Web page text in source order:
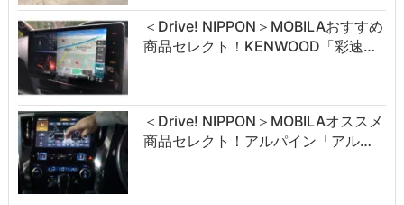
＜Drive! NIPPON＞MOBILAおすすめ
商品セレクト！KENWOOD「彩速…
＜Drive! NIPPON＞MOBILAオススメ
商品セレクト！アルパイン「アル…